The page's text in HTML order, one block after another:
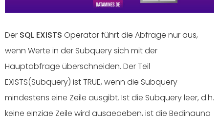
Der SQL EXISTS Operator führt die Abfrage nur aus,
wenn Werte in der Subquery sich mit der
Hauptabfrage überschneiden. Der Teil
EXISTS(Subquery) ist TRUE, wenn die Subquery
mindestens eine Zeile ausgibt. Ist die Subquery leer, d.h.
keine einzige Zeile wird ausgegeben, ist die Bedingung